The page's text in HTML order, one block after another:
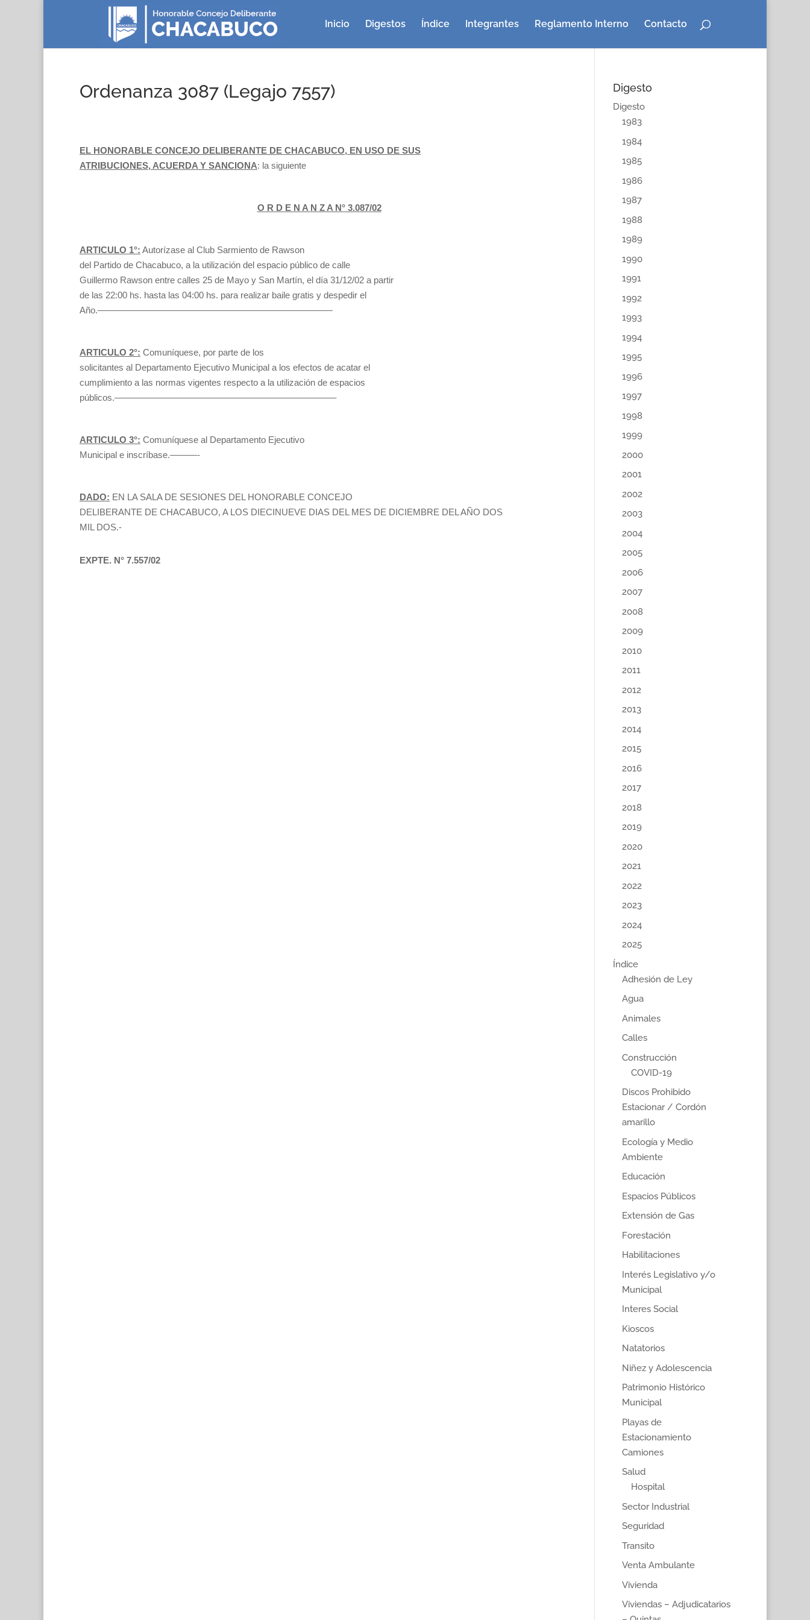
Inicio Digestos Índice Integrantes Reglamento Interno Contacto
Ordenanza 3087 (Legajo 7557)
EL HONORABLE CONCEJO DELIBERANTE DE CHACABUCO, EN USO DE SUS
ATRIBUCIONES, ACUERDA Y SANCIONA: la siguiente
O R D E N A N Z A N° 3.087/02
ARTICULO 1°: Autorízase al Club Sarmiento de Rawson
del Partido de Chacabuco, a la utilización del espacio público de calle
Guillermo Rawson entre calles 25 de Mayo y San Martín, el día 31/12/02 a partir
de las 22:00 hs. hasta las 04:00 hs. para realizar baile gratis y despedir el
Año.——————————————————————————
ARTICULO 2°: Comuníquese, por parte de los
solicitantes al Departamento Ejecutivo Municipal a los efectos de acatar el
cumplimiento a las normas vigentes respecto a la utilización de espacios
públicos.————————————————————————–
ARTICULO 3°: Comuníquese al Departamento Ejecutivo
Municipal e inscríbase.———-
DADO: EN LA SALA DE SESIONES DEL HONORABLE CONCEJO
DELIBERANTE DE CHACABUCO, A LOS DIECINUEVE DIAS DEL MES DE DICIEMBRE DEL AÑO DOS
MIL DOS.-
EXPTE. N° 7.557/02
Digesto
Digesto
1983
1984
1985
1986
1987
1988
1989
1990
1991
1992
1993
1994
1995
1996
1997
1998
1999
2000
2001
2002
2003
2004
2005
2006
2007
2008
2009
2010
2011
2012
2013
2014
2015
2016
2017
2018
2019
2020
2021
2022
2023
2024
2025
Índice
Adhesión de Ley
Agua
Animales
Calles
Construcción
COVID-19
Discos Prohibido
Estacionar / Cordón
amarillo
Ecología y Medio
Ambiente
Educación
Espacios Públicos
Extensión de Gas
Forestación
Habilitaciones
Interés Legislativo y/o
Municipal
Interes Social
Kioscos
Natatorios
Niñez y Adolescencia
Patrimonio Histórico
Municipal
Playas de
Estacionamiento
Camiones
Salud
Hospital
Sector Industrial
Seguridad
Transito
Venta Ambulante
Vivienda
Viviendas – Adjudicatarios